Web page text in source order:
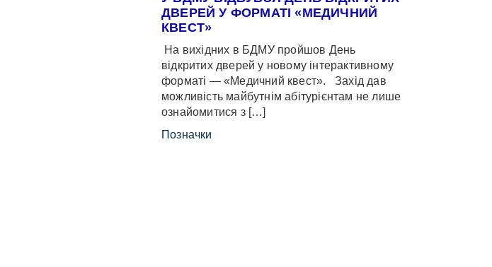
ДВЕРЕЙ У ФОРМАТІ «МЕДИЧНИЙ
КВЕСТ»
На вихідних в БДМУ пройшов День
відкритих дверей у новому інтерактивному
форматі — «Медичний квест». Захід дав
можливість майбутнім абітурієнтам не лише
ознайомитися з […]
Позначки